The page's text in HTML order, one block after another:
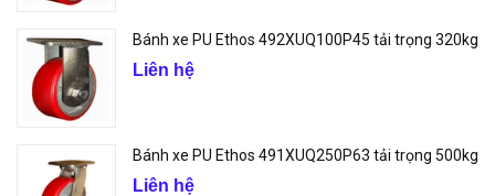
Bánh xe PU Ethos 492XUQ100P45 tải trọng 320kg
Liên hệ
Bánh xe PU Ethos 491XUQ250P63 tải trọng 500kg
Liên hệ